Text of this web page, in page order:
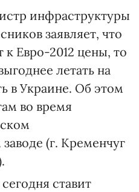
инфраструктуры
заявляет, что
к Евро-2012 цены, то
летать на
в Украине. Об этом
во время
(г. Кременчуг
ставит